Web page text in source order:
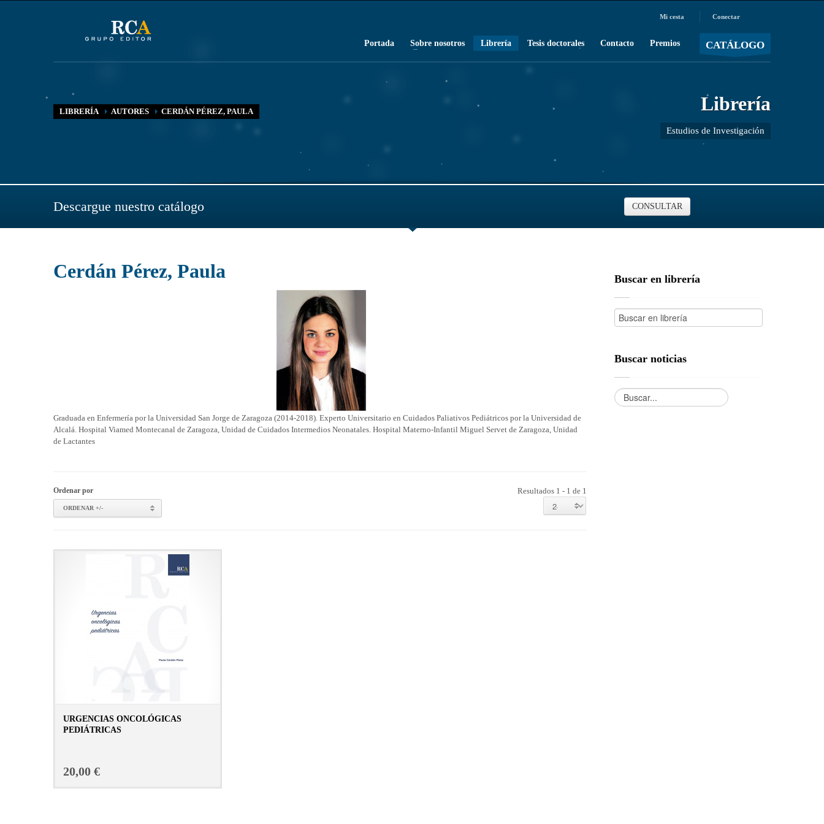
Conectar
Mi cesta
/ MOSTRAR CARRO
CATÁLOGO
Portada Sobre nosotros Librería Tesis doctorales Contacto Premios
LIBRERÍA AUTORES CERDÁN PÉREZ, PAULA Librería
Estudios de Investigación
Descargue nuestro catálogo CONSULTAR
Cerdán Pérez, Paula
Graduada en Enfermería por la Universidad San Jorge de Zaragoza (2014-2018). Experto Universitario en Cuidados Paliativos Pediátricos por la Universidad de
Alcalá. Hospital Viamed Montecanal de Zaragoza, Unidad de Cuidados Intermedios Neonatales. Hospital Materno-Infantil Miguel Servet de Zaragoza, Unidad
de Lactantes
Ordenar por
ORDENAR +/-
Resultados 1 - 1 de 1
URGENCIAS ONCOLÓGICAS
PEDIÁTRICAS
20,00 €
Buscar en librería
Buscar noticias